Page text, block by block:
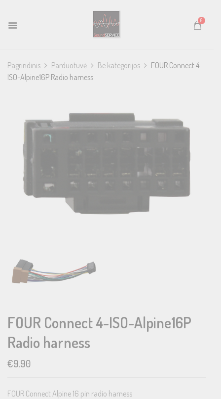
0
Pagrindinis Parduotuvė Be kategorijos
FOUR Connect 4-
ISO-Alpine16P Radio harness
FOUR Connect 4-ISO-Alpine16P
Radio harness
€9.90
FOUR Connect Alpine 16 pin radio harness